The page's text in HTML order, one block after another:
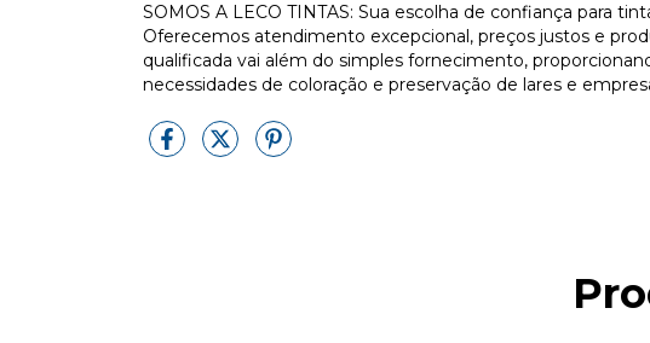
SOMOS A LECO TINTAS: Sua escolha de confiança para
Oferecemos atendimento excepcional, preços justos e
qualificada vai além do simples fornecimento,
necessidades de coloração e preservação de lares e